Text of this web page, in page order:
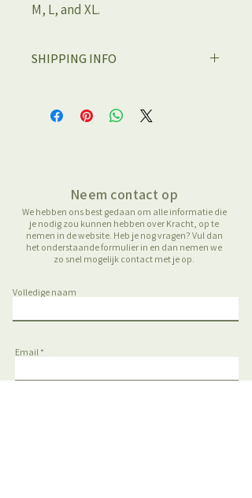
M, L, and XL.
SHIPPING INFO
bestelling en kun je oppikken in de gym.
De levertijd bedraagt 3 tot 6 weken.
Neem contact op
We hebben ons best gedaan om alle informatie die
je nodig zou kunnen hebben over Kracht, op te
nemen in de website. Heb je nog vragen? Vul dan
het onderstaande formulier in en dan nemen we
zo snel mogelijk contact met je op.
Volledige naam
Email